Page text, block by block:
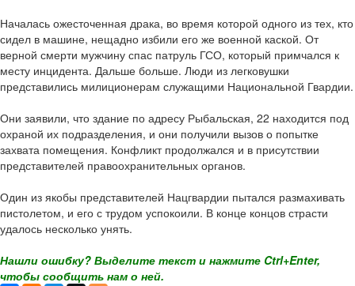
Началась ожесточенная драка, во время которой одного из тех, кто
сидел в машине, нещадно избили его же военной каской. От
верной смерти мужчину спас патруль ГСО, который примчался к
месту инцидента. Дальше больше. Люди из легковушки
представились милиционерам служащими Национальной Гвардии.
Они заявили, что здание по адресу Рыбальская, 22 находится под
охраной их подразделения, и они получили вызов о попытке
захвата помещения. Конфликт продолжался и в присутствии
представителей правоохранительных органов.
Один из якобы представителей Нацгвардии пытался размахивать
пистолетом, и его с трудом успокоили. В конце концов страсти
удалось несколько унять.
Нашли ошибку? Выделите текст и нажмите Ctrl+Enter,
чтобы сообщить нам о ней.